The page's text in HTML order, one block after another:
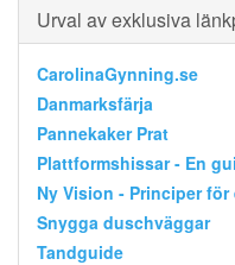
Urval av exklusiva
CarolinaGynning.se
Danmarksfärja
Pannekaker Prat
Plattformshissar - En
Ny Vision - Principer
Snygga duschväggar
Tandguide